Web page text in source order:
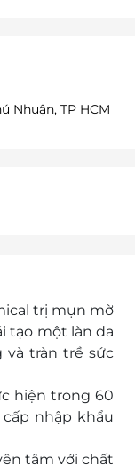
Nhuận, TP HCM
trị mụn mờ
tạo một làn da
và tràn trề sức
hiện trong 60
nhập khẩu
tâm với chất